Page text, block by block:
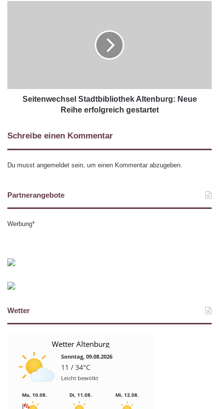
Seitenwechsel Stadtbibliothek Altenburg: Neue
Reihe erfolgreich gestartet
Schreibe einen Kommentar
Du musst angemeldet sein, um einen Kommentar abzugeben.
Partnerangebote
Werbung*
Wetter
Wetter Altenburg
Sonntag, 09.08.2026
11 / 34°C
Leicht bewölkt
Mo, 10.08. Di, 11.08. Mi, 12.08.